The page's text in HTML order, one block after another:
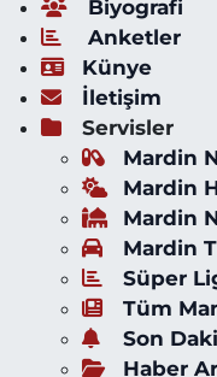
Biyografi
Anketler
Künye
İletişim
Servisler
Mardin
Mardin
Mardin
Mardin
Süper
Tüm
Son
Haber